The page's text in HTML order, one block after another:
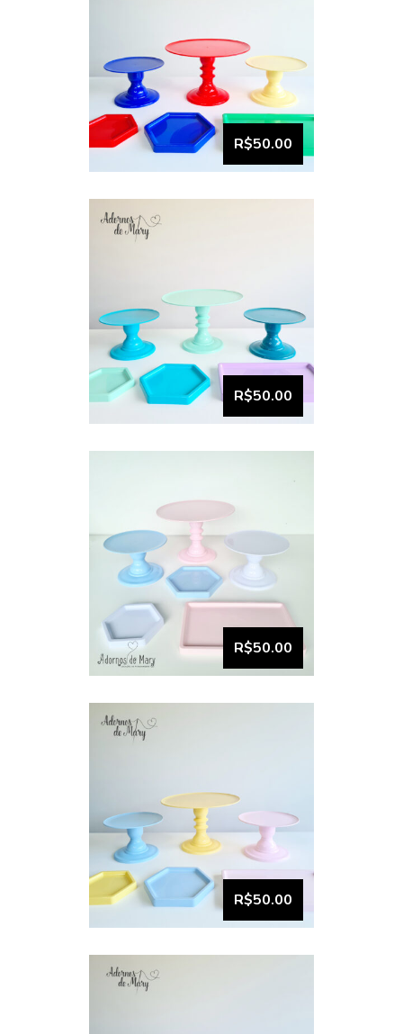
VISUALIZAR
R$50.00
VISUALIZAR
Bandeja e Boleira kit
comemore (4)
R$50.00
VISUALIZAR
Bandeja e Boleira kit
comemore (3)
R$50.00
VISUALIZAR
Bandeja e Boleira Kit
comemore (2)
R$50.00
Bandeja e Boleira Kit
comemore (1)